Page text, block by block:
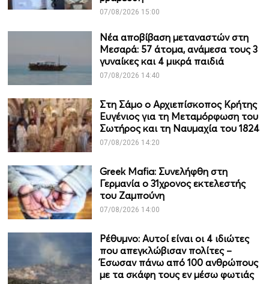
07/08/2026 15:00
Νέα αποβίβαση μεταναστών στη
Μεσαρά: 57 άτομα, ανάμεσα τους 3
γυναίκες και 4 μικρά παιδιά
07/08/2026 14:40
Στη Σάμο ο Αρχιεπίσκοπος Κρήτης
Ευγένιος για τη Μεταμόρφωση του
Σωτήρος και τη Ναυμαχία του 1824
07/08/2026 14:20
Greek Mafia: Συνελήφθη στη
Γερμανία ο 31χρονος εκτελεστής
του Ζαμπούνη
07/08/2026 14:00
Ρέθυμνο: Αυτοί είναι οι 4 ιδιώτες
που απεγκλώβισαν πολίτες –
Έσωσαν πάνω από 100 ανθρώπους
με τα σκάφη τους εν μέσω φωτιάς